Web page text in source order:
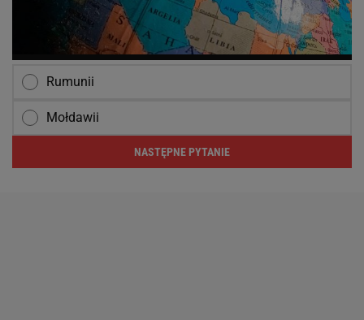
Rumunii
Mołdawii
NASTĘPNE PYTANIE